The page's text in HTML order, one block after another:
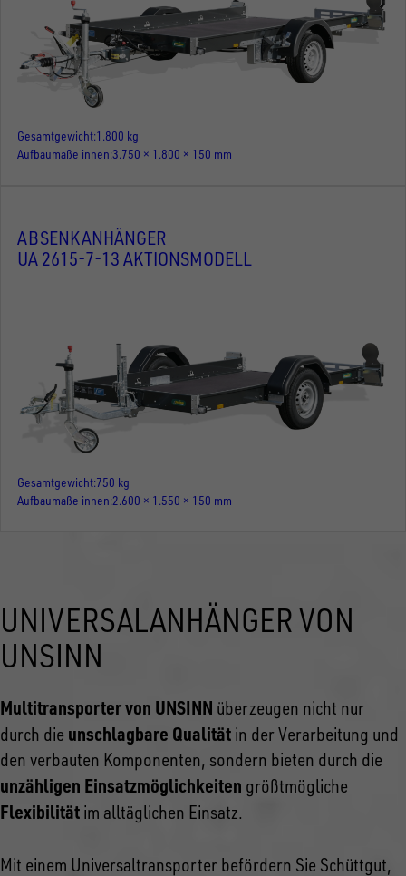
Gesamtgewicht 1.800 kg
Aufbaumaße innen 3.750 × 1.800 × 150 mm
ABSENKANHÄNGER
UA 2615-7-13 AKTIONSMODELL
Gesamtgewicht 750 kg
Aufbaumaße innen 2.600 × 1.550 × 150 mm
UNIVERSALANHÄNGER VON
UNSINN
Multitransporter von UNSINN überzeugen nicht nur
durch die unschlagbare Qualität in der Verarbeitung und
den verbauten Komponenten, sondern bieten durch die
unzähligen Einsatzmöglichkeiten größtmögliche
Flexibilität im alltäglichen Einsatz.
Mit einem Universaltransporter befördern Sie Schüttgut,